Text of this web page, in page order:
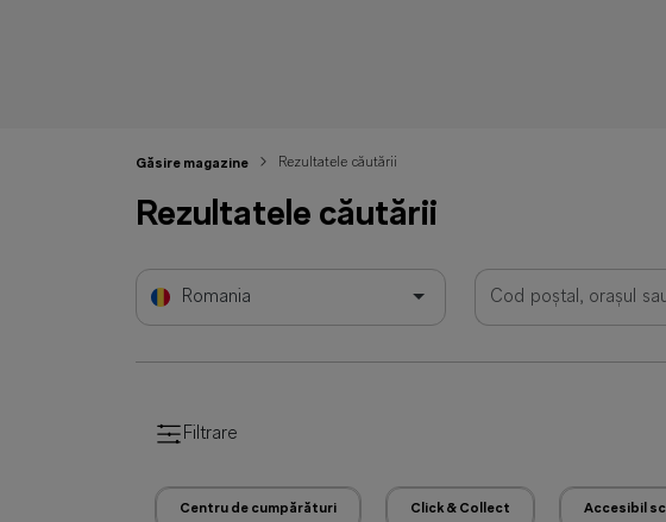
Găsire magazine Rezultatele căutării
Rezultatele căutării
Romania
Filtrare
Centru de cumpărături Click & Collect Accesibil